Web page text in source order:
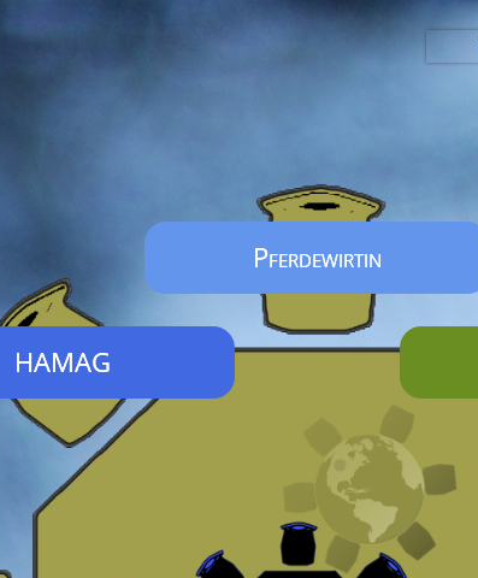
HAMAG
Pferdewirtin